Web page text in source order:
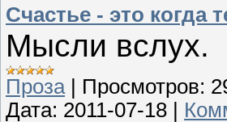
Счастье - это когда
Мысли вслух.
Проза | Просмотров:
Дата: 2011-07-18 |